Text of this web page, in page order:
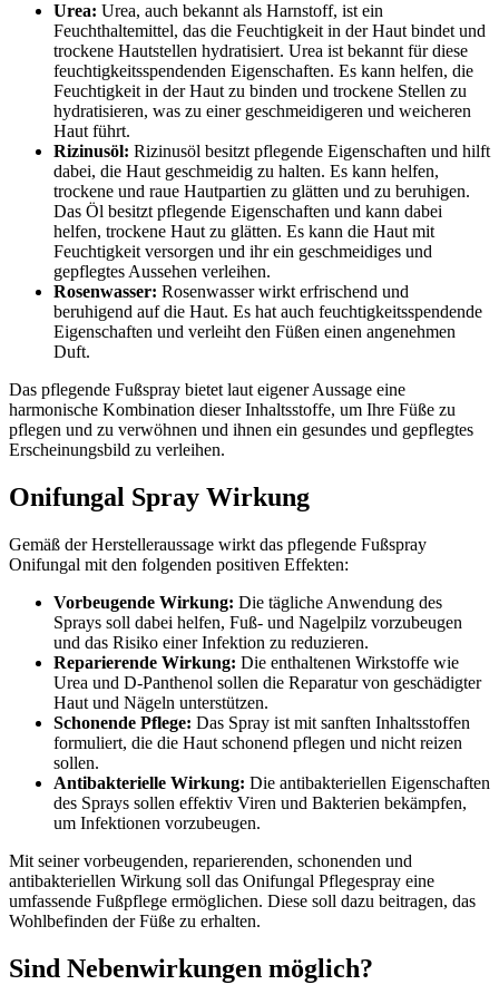
Urea: Urea, auch bekannt als Harnstoff, ist ein
Feuchthaltemittel, das die Feuchtigkeit in der Haut bindet und
trockene Hautstellen hydratisiert. Urea ist bekannt für diese
feuchtigkeitsspendenden Eigenschaften. Es kann helfen, die
Feuchtigkeit in der Haut zu binden und trockene Stellen zu
hydratisieren, was zu einer geschmeidigeren und weicheren
Haut führt.
Rizinusöl: Rizinusöl besitzt pflegende Eigenschaften und hilft
dabei, die Haut geschmeidig zu halten. Es kann helfen,
trockene und raue Hautpartien zu glätten und zu beruhigen.
Das Öl besitzt pflegende Eigenschaften und kann dabei
helfen, trockene Haut zu glätten. Es kann die Haut mit
Feuchtigkeit versorgen und ihr ein geschmeidiges und
gepflegtes Aussehen verleihen.
Rosenwasser: Rosenwasser wirkt erfrischend und
beruhigend auf die Haut. Es hat auch feuchtigkeitsspendende
Eigenschaften und verleiht den Füßen einen angenehmen
Duft.
Das pflegende Fußspray bietet laut eigener Aussage eine
harmonische Kombination dieser Inhaltsstoffe, um Ihre Füße zu
pflegen und zu verwöhnen und ihnen ein gesundes und gepflegtes
Erscheinungsbild zu verleihen.
Onifungal Spray Wirkung
Gemäß der Herstelleraussage wirkt das pflegende Fußspray
Onifungal mit den folgenden positiven Effekten:
Vorbeugende Wirkung: Die tägliche Anwendung des
Sprays soll dabei helfen, Fuß- und Nagelpilz vorzubeugen
und das Risiko einer Infektion zu reduzieren.
Reparierende Wirkung: Die enthaltenen Wirkstoffe wie
Urea und D-Panthenol sollen die Reparatur von geschädigter
Haut und Nägeln unterstützen.
Schonende Pflege: Das Spray ist mit sanften Inhaltsstoffen
formuliert, die die Haut schonend pflegen und nicht reizen
sollen.
Antibakterielle Wirkung: Die antibakteriellen Eigenschaften
des Sprays sollen effektiv Viren und Bakterien bekämpfen,
um Infektionen vorzubeugen.
Mit seiner vorbeugenden, reparierenden, schonenden und
antibakteriellen Wirkung soll das Onifungal Pflegespray eine
umfassende Fußpflege ermöglichen. Diese soll dazu beitragen, das
Wohlbefinden der Füße zu erhalten.
Sind Nebenwirkungen möglich?